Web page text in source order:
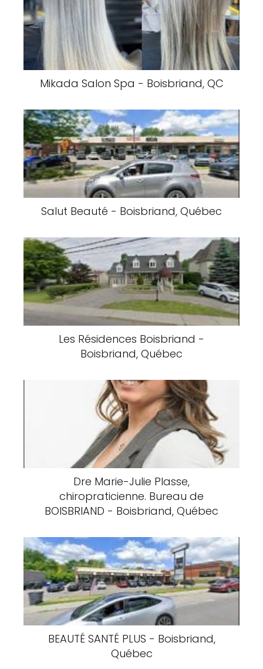
Mikada Salon Spa - Boisbriand, QC
Salut Beauté - Boisbriand, Québec
Les Résidences Boisbriand -
Boisbriand, Québec
Dre Marie-Julie Plasse,
chiropraticienne. Bureau de
BOISBRIAND - Boisbriand, Québec
BEAUTÉ SANTÉ PLUS - Boisbriand,
Québec